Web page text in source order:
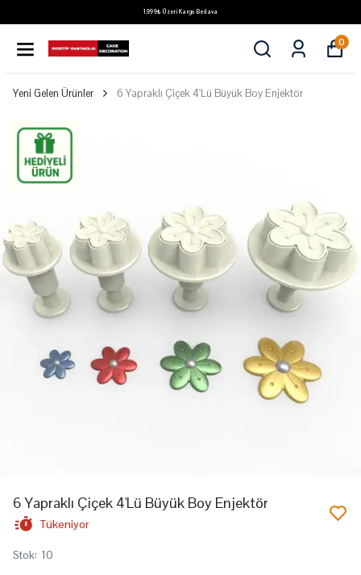
1.999₺ Üzeri Kargo Bedava
0
Yeni Gelen Ürünler 6 Yapraklı Çiçek 4'Lü Büyük Boy Enjektör
6 Yapraklı Çiçek 4'Lü Büyük Boy Enjektör
Tükeniyor
Stok: 10